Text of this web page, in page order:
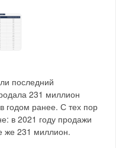
последний
231 миллион
годом ранее. С тех пор
в 2021 году продажи
же 231 миллион.